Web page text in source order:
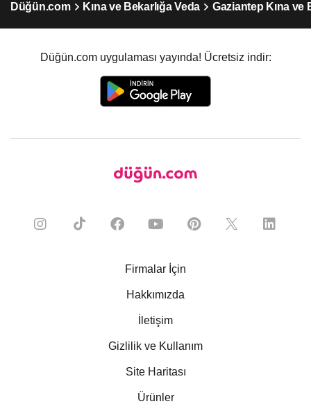
Düğün.com Kına ve Bekarlığa Veda Gaziantep Kına ve
Düğün.com uygulaması yayında! Ücretsiz indir:
Firmalar İçin
Hakkımızda
İletişim
Gizlilik ve Kullanım
Site Haritası
Ürünler